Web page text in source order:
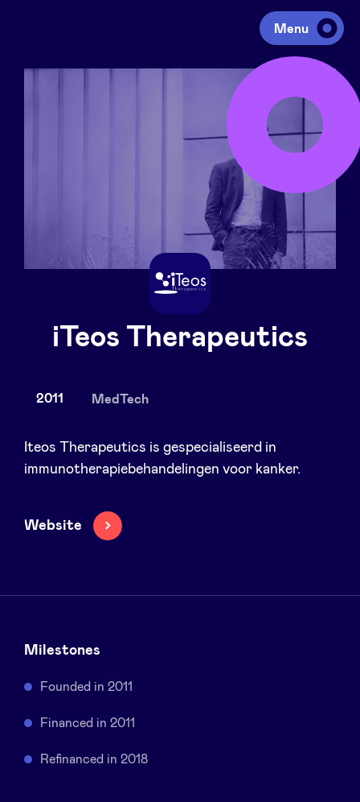
Menu
Investeren
Fondsen ophalen
Portfolio
Agenda
Over ons
Nieuws
BeAngels Academy
Pooling Services
iTeos Therapeutics
2011 MedTech
Iteos Therapeutics is gespecialiseerd in
immunotherapiebehandelingen voor kanker.
Website
Milestones
Founded in 2011
Financed in 2011
Refinanced in 2018